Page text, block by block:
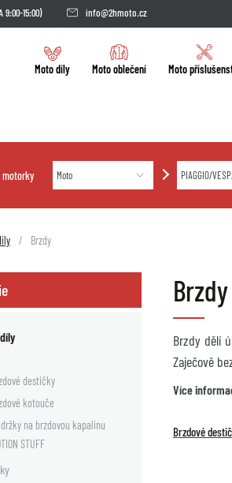
9:00-15:00) info@2hmoto.cz
Moto díly Moto oblečení Moto
motorky
Brzdy
destičky
kotouče
na brzdovou kapalinu
STUFF
Brzdy dělí
Zaječově
Více
Brzdové